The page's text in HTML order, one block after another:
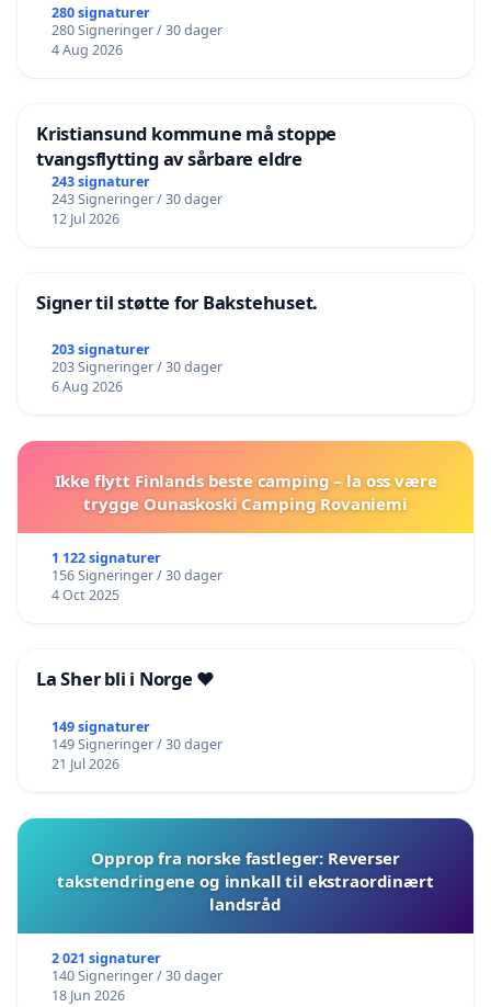
280 signaturer
280 Signeringer / 30 dager
4 Aug 2026
Kristiansund kommune må stoppe
tvangsflytting av sårbare eldre
243 signaturer
243 Signeringer / 30 dager
12 Jul 2026
Signer til støtte for Bakstehuset.
203 signaturer
203 Signeringer / 30 dager
6 Aug 2026
Ikke flytt Finlands beste camping – la oss være
trygge Ounaskoski Camping Rovaniemi
1 122 signaturer
156 Signeringer / 30 dager
4 Oct 2025
La Sher bli i Norge ❤️
149 signaturer
149 Signeringer / 30 dager
21 Jul 2026
Opprop fra norske fastleger: Reverser
takstendringene og innkall til ekstraordinært
landsråd
2 021 signaturer
140 Signeringer / 30 dager
18 Jun 2026